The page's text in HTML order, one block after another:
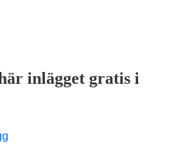
inlägget gratis i